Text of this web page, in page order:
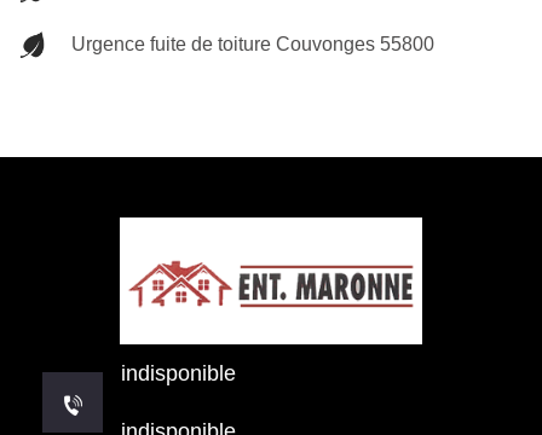
Urgence fuite de toiture Couvonges 55800
indisponible